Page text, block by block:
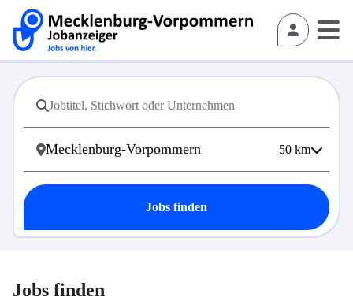
50 km
Jobs finden
Jobs finden